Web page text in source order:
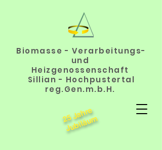
Biomasse - Verarbeitungs-
und
Heizgenossenschaft
Sillian - Hochpustertal
reg.Gen.m.b.H.
25 Jahre
J
u
bil
ä
u
m